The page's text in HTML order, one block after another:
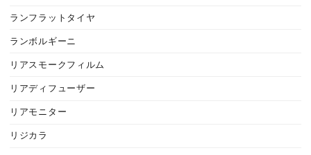
ランフラットタイヤ
ランボルギーニ
リアスモークフィルム
リアディフューザー
リアモニター
リジカラ